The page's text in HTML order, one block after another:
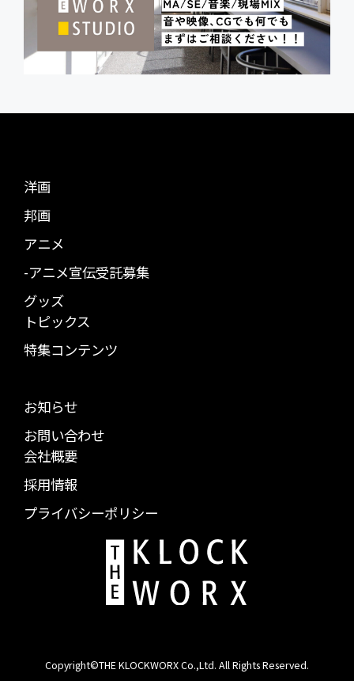
洋画
邦画
アニメ
-アニメ宣伝受託募集
グッズ
トピックス
特集コンテンツ
お知らせ
お問い合わせ
会社概要
採用情報
プライバシーポリシー
Copyright©THE KLOCKWORX Co.,Ltd. All Rights Reserved.